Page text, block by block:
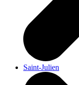
Saint-Julien